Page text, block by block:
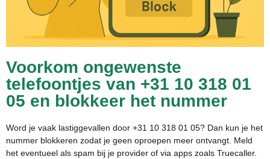
Voorkom ongewenste
telefoontjes van +31 10 318 01
05 en blokkeer het nummer
Word je vaak lastiggevallen door +31 10 318 01 05? Dan kun je het
nummer blokkeren zodat je geen oproepen meer ontvangt. Meld
het eventueel als spam bij je provider of via apps zoals Truecaller.